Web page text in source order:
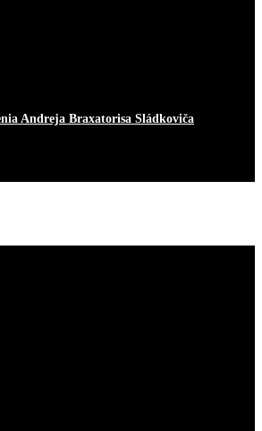
Andreja Braxatorisa Sládkoviča